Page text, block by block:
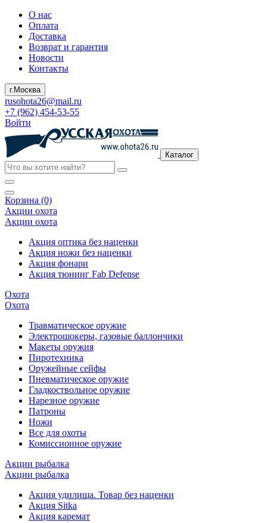
О нас
Оплата
Доставка
Возврат и гарантия
Новости
Контакты
г.Москва
rusohota26@mail.ru
+7 (962) 454-53-55
Войти
Каталог
Корзина (0)
Акции охота
Акции охота
Акция оптика без наценки
Акция ножи без наценки
Акция фонари
Акция тюнинг Fab Defense
Охота
Охота
Травматическое оружие
Электрошокеры, газовые баллончики
Макеты оружия
Пиротехника
Оружейные сейфы
Пневматическое оружие
Гладкоствольное оружие
Нарезное оружие
Патроны
Ножи
Все для охоты
Комиссионное оружие
Акции рыбалка
Акции рыбалка
Акция удилища. Товар без наценки
Акция Sitka
Акция каремат